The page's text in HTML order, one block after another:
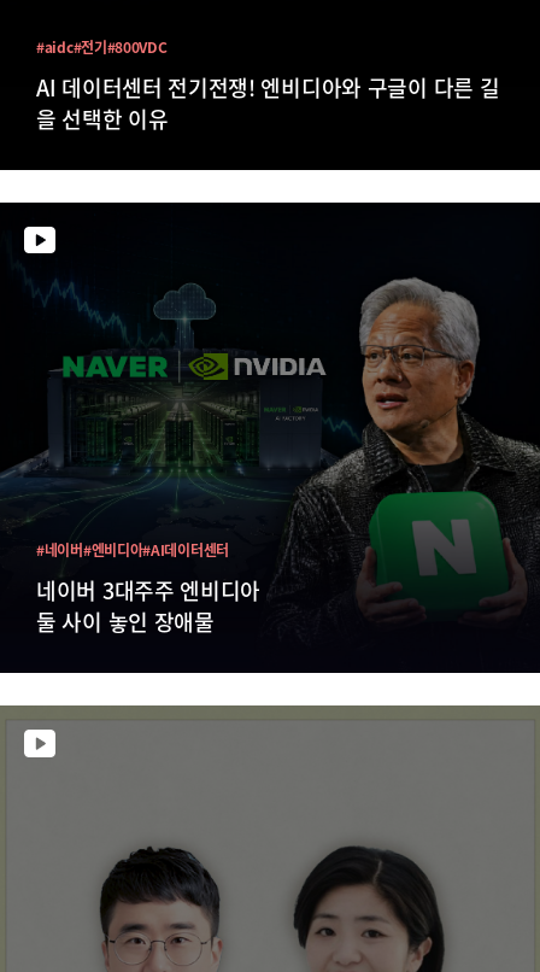
AI 데이터센터 전기전쟁! 엔비디아와 구글이 다른 길
을 선택한 이유
#aidc#전기#800VDC
네이버 3대주주 엔비디아
둘 사이 놓인 장애물
#네이버#엔비디아#AI데이터센터